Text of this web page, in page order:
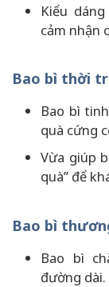
Kiểu
cảm nhận
Bao bì thời
Bao bì
quà cứng
Vừa giúp
quà” để
Bao bì
Bao bì
đường dài.